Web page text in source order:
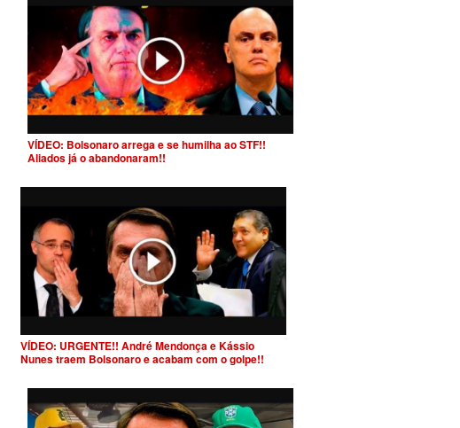
VÍDEO: Bolsonaro arrega e se humilha ao STF!!
Aliados já o abandonaram!!
VÍDEO: URGENTE!! André Mendonça e Kássio
Nunes traem Bolsonaro e acabam com o golpe!!